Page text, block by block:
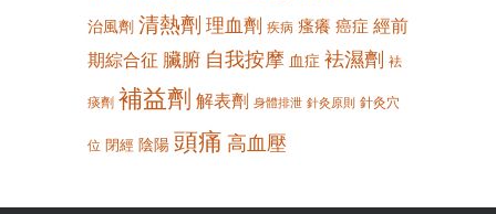
治風劑 清熱劑 理血劑 疾病 瘙癢 癌症 經前
期綜合征 臟腑 自我按摩 血症 袪濕劑 袪
痰劑 補益劑 解表劑 身體排泄 針灸原則 針灸穴
位 閉經 陰陽 頭痛 高血壓